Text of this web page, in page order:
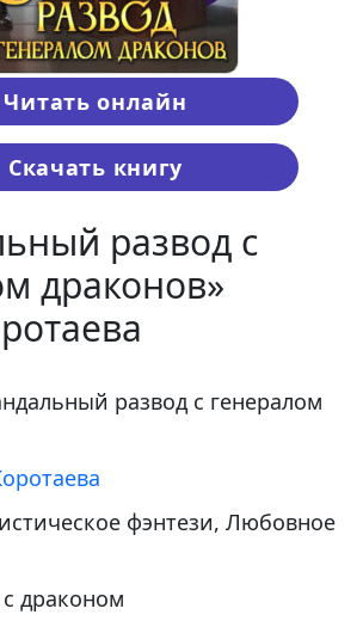
Читать онлайн
Скачать книгу
развод с
драконов»
развод с генералом
фэнтези, Любовное
драконом